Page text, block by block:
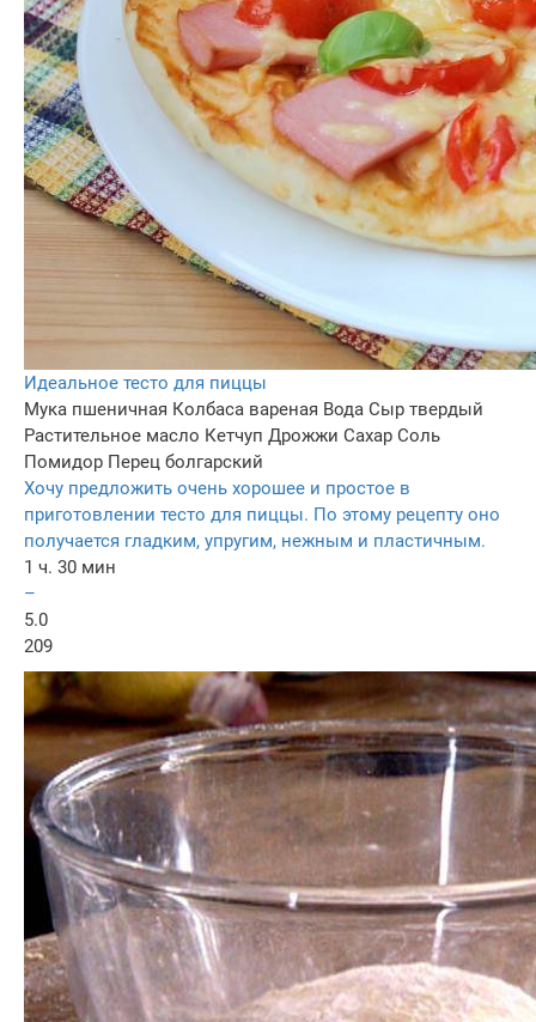
Идеальное тесто для пиццы
Мука пшеничная Колбаса вареная Вода Сыр твердый
Растительное масло Кетчуп Дрожжи Сахар Соль
Помидор Перец болгарский
Хочу предложить очень хорошее и простое в
приготовлении тесто для пиццы. По этому рецепту оно
получается гладким, упругим, нежным и пластичным.
1 ч. 30 мин
–
5.0
209